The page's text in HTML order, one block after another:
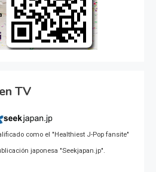
TV
como el "Healthiest J-Pop fansite"
japonesa "Seekjapan.jp".